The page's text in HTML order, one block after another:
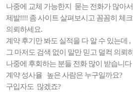
나중에 교체 가능한지 묻는 전화가 많아
제발!!!! 좀 사이트 살펴보시고 꼼꼼히 체
의뢰하세요.
계약 후기만 봐도 실적을 다 알 수 있는데 ,
그 마저도 검색 없이 말만 믿고 덜컥 의뢰
나중에 후회하는 분들 전화 많이 받습니다
계약 성사율 높은 사람은 누구일까요?
구입자도 많겠죠?